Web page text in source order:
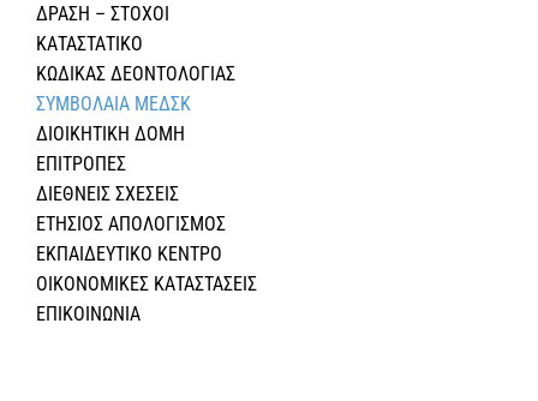
ΔΡΑΣΗ – ΣΤΟΧΟΙ
ΚΑΤΑΣΤΑΤΙΚΟ
ΚΩΔΙΚΑΣ ΔΕΟΝΤΟΛΟΓΙΑΣ
ΣΥΜΒΟΛΑΙΑ ΜΕΔΣΚ
ΔΙΟΙΚΗΤΙΚΗ ΔΟΜΗ
ΕΠΙΤΡΟΠΕΣ
ΔΙΕΘΝΕΙΣ ΣΧΕΣEIΣ
ΕΤΗΣΙΟΣ ΑΠΟΛΟΓΙΣΜΟΣ
ΕΚΠΑΙΔΕΥΤΙΚΟ ΚΕΝΤΡΟ
ΟΙΚΟΝΟΜΙΚΕΣ ΚΑΤΑΣΤΑΣΕΙΣ
ΕΠΙΚΟΙΝΩΝΙΑ